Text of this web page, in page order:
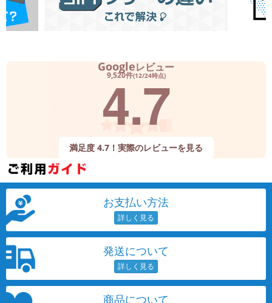
Googleレビュー
9,520件(12/24時点)
4.7
満足度 4.7！実際のレビューを見る
お支払い方法
発送について
商品について